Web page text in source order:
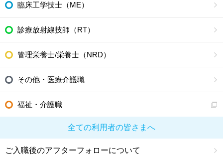
臨床工学技士（ME）
診療放射線技師（RT）
管理栄養士/栄養士（NRD）
その他・医療介護職
福祉・介護職
全ての利用者の皆さまへ
ご入職後のアフターフォローについて